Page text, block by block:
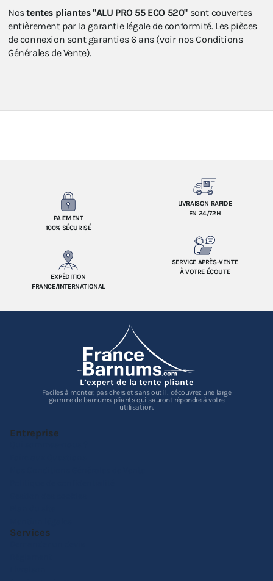
Nostentes pliantes "ALU PRO 55 ECO 520" sont couvertes
entièrement par la garantie légale de conformité. Les pièces
de connexion sont garanties 6 ans (voir nos Conditions
Générales de Vente).
PAIEMENT
100% SÉCURISÉ
LIVRAISON RAPIDE
EN 24/72H
EXPÉDITION
FRANCE/INTERNATIONAL
SERVICE APRÈS-VENTE
À VOTRE ÉCOUTE
L’expert de la tente pliante
Faciles à monter, pas chers et sans outil : découvrez une large
gamme de barnums pliants qui sauront répondre à votre
utilisation.
Entreprise
Services